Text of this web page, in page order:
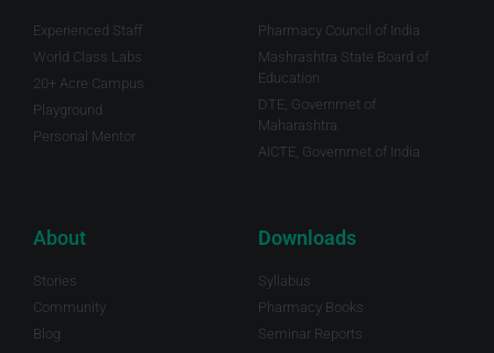
Experienced Staff
World Class Labs
20+ Acre Campus
Playground
Personal Mentor
Pharmacy Council of India
Mashrashtra State Board of
Education
DTE, Governmet of
Maharashtra.
AICTE, Governmet of India
About
Stories
Community
Blog
Downloads
Syllabus
Pharmacy Books
Seminar Reports